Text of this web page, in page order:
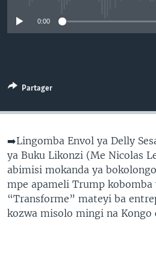
SCIENCE/TECHNOLOGIE
0:00
Partager
➡️Lingomba Envol ya Delly
ya Buku Likonzi (Me Nicolas
abimisi mokanda ya
mpe apameli Trump
“Transforme” mateyi ba
kozwa misolo mingi na Kongo